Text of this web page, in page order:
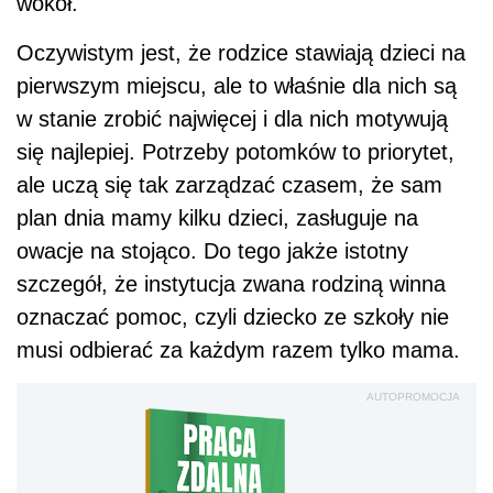
Oczywistym jest, że rodzice stawiają dzieci na
pierwszym miejscu, ale to właśnie dla nich są
w stanie zrobić najwięcej i dla nich motywują
się najlepiej. Potrzeby potomków to priorytet,
ale uczą się tak zarządzać czasem, że sam
plan dnia mamy kilku dzieci, zasługuje na
owacje na stojąco. Do tego jakże istotny
szczegół, że instytucja zwana rodziną winna
oznaczać pomoc, czyli dziecko ze szkoły nie
musi odbierać za każdym razem tylko mama.
AUTOPROMOCJA